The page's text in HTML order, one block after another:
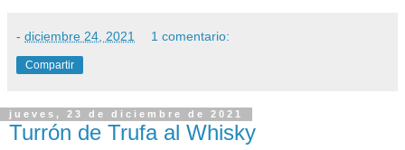
- diciembre 24, 2021 1 comentario:
Compartir
jueves, 23 de diciembre de 2021
Turrón de Trufa al Whisky